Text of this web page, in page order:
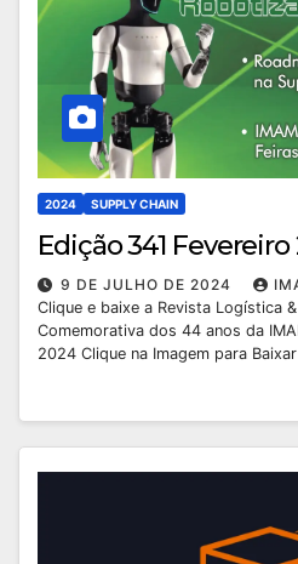
2024 SUPPLY CHAIN
Edição 341 Fevereiro
9 DE JULHO DE 2024
Clique e baixe a Revista Logística
Comemorativa dos 44 anos da
2024 Clique na Imagem para Baixar